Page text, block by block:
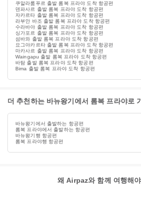
쿠알라룸푸르 출발 롬복 프라야 도착 항공편
덴파사르 출발 롬복 프라야 도착 항공편
자카르타 출발 롬복 프라야 도착 항공편
라부안 바조 출발 롬복 프라야 도착 항공편
수라바야 출발 롬복 프라야 도착 항공편
싱가포르 출발 롬복 프라야 도착 항공편
섬바와 출발 롬복 프라야 도착 항공편
요그야카르타 출발 롬복 프라야 도착 항공편
마카사르 출발 롬복 프라야 도착 항공편
Waingapu 출발 롬복 프라야 도착 항공편
바탐 출발 롬복 프라야 도착 항공편
Bima 출발 롬복 프라야 도착 항공편
더 추천하는 바뉴왕기에서 롬복 프라야로
바뉴왕기에서 출발하는 항공편
롬복 프라야에서 출발하는 항공편
바뉴왕기행 항공편
롬복 프라야행 항공편
왜 Airpaz와 함께 여행해